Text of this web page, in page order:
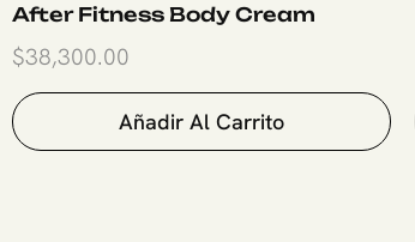
After Fitness Body Cream
$38,300.00
Añadir Al Carrito